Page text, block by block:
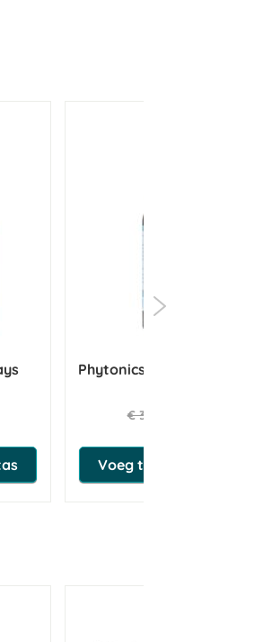
Phytonics Immu Boost Pro 50
€ 32,90
Voeg toe aan winkeltas